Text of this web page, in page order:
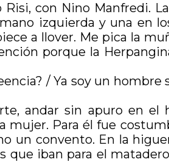
Risi, con Nino Manfredi.
izquierda y una en
a llover. Me pica la
porque la
/ Ya soy un hombre
andar sin apuro en el
mujer. Para él fue
un convento. En la
que iban para el